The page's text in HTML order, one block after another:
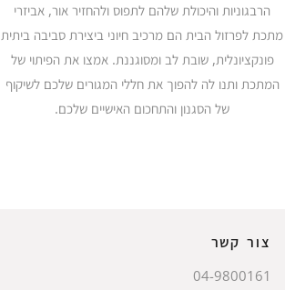
הרבגוניות והיכולת שלהם לתפוס ולהחזיר אור, אביזרי
מתכת לפרזול הבית הם מרכיב חיוני ביצירת סביבה ביתית
פונקציונלית, שובת לב ומסוגננת. אמצו את הפיתוי של
המתכת ותנו לה להפוך את חללי המגורים שלכם לשיקוף
של הסגנון והתחכום האישיים שלכם.
צור קשר
04-9800161